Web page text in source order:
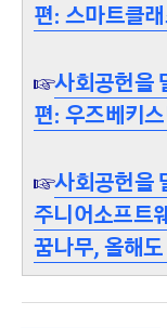
편: 스마트클
☞사회공헌을
편: 우즈베키
☞사회공헌을
주니어소프트
꿈나무, 올해